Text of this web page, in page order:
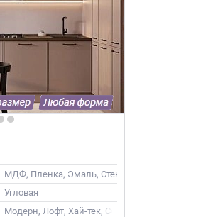
МДФ, Пленка, Эмаль, Стекло
Угловая
Модерн, Лофт, Хай-тек, Современные